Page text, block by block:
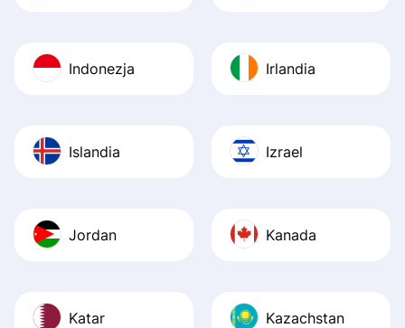
Indonezja Irlandia
Islandia Izrael
Jordan Kanada
Katar Kazachstan